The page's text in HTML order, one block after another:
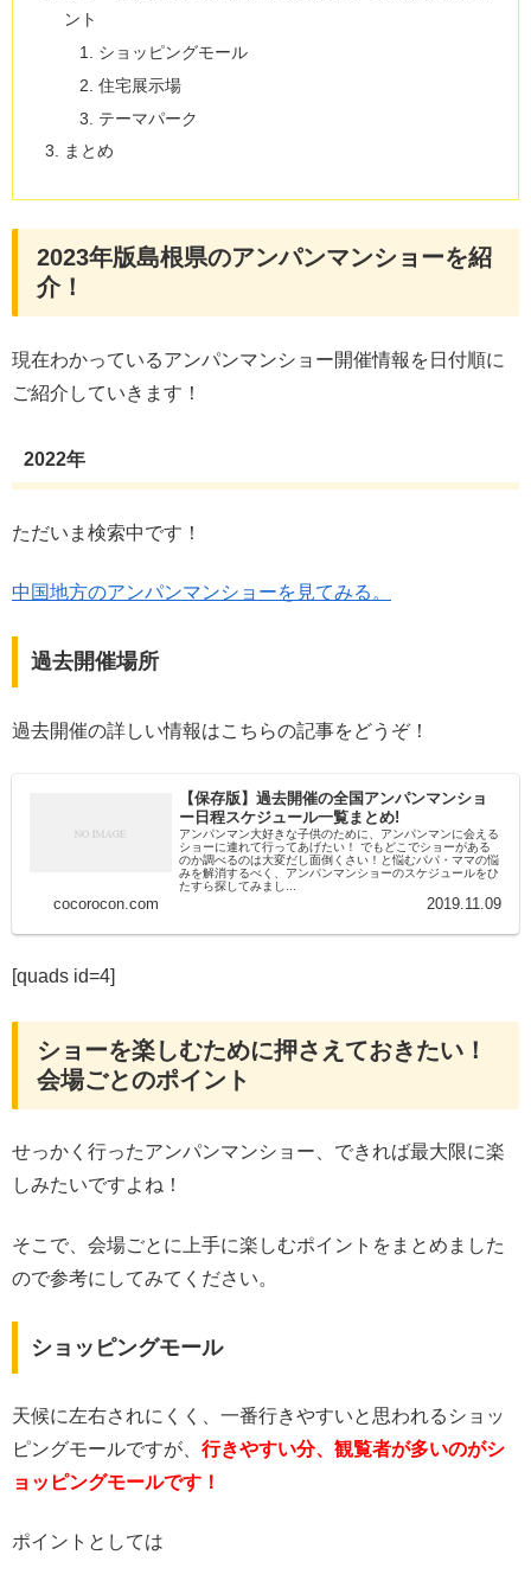
ント
ショッピングモール
住宅展示場
テーマパーク
まとめ
2023年版島根県のアンパンマンショーを紹
介！
現在わかっているアンパンマンショー開催情報を日付順に
ご紹介していきます！
2022年
ただいま検索中です！
中国地方のアンパンマンショーを見てみる。
過去開催場所
過去開催の詳しい情報はこちらの記事をどうぞ！
【保存版】過去開催の全国アンパンマンショ
ー日程スケジュール一覧まとめ!
アンパンマン大好きな子供のために、アンパンマンに会える
ショーに連れて行ってあげたい！ でもどこでショーがある
のか調べるのは大変だし面倒くさい！と悩むパパ・ママの悩
みを解消するべく、アンパンマンショーのスケジュールをひ
たすら探してみまし...
cocorocon.com 2019.11.09
[quads id=4]
ショーを楽しむために押さえておきたい！
会場ごとのポイント
せっかく行ったアンパンマンショー、できれば最大限に楽
しみたいですよね！
そこで、会場ごとに上手に楽しむポイントをまとめました
ので参考にしてみてください。
ショッピングモール
天候に左右されにくく、一番行きやすいと思われるショッ
ピングモールですが、 行きやすい分、観覧者が多いのがシ
ョッピングモールです！
ポイントとしては